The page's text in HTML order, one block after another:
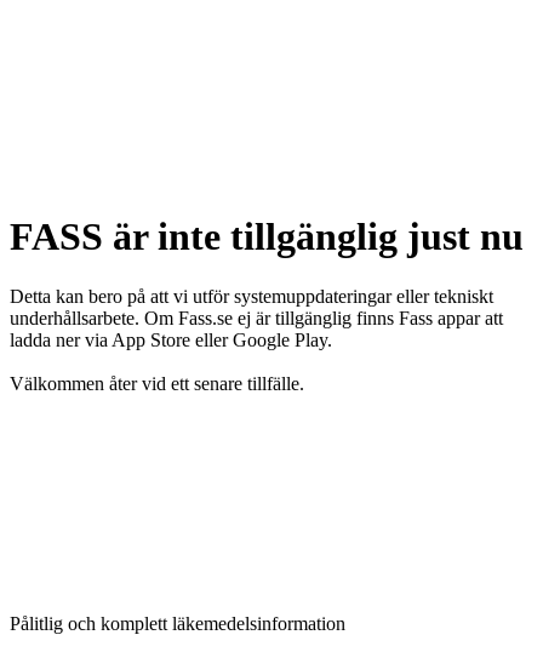
FASS är inte tillgänglig just nu
Detta kan bero på att vi utför systemuppdateringar eller tekniskt
underhållsarbete. Om Fass.se ej är tillgänglig finns Fass appar att
ladda ner via App Store eller Google Play.
Välkommen åter vid ett senare tillfälle.
Pålitlig och komplett läkemedelsinformation